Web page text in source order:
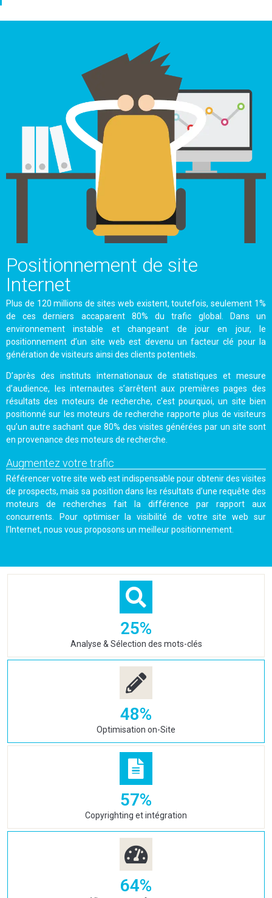
Positionnement de site
Internet
Plus de 120 millions de sites web existent, toutefois, seulement 1%
de ces derniers accaparent 80% du trafic global. Dans un
environnement instable et changeant de jour en jour, le
positionnement d’un site web est devenu un facteur clé pour la
génération de visiteurs ainsi des clients potentiels.
D’après des instituts internationaux de statistiques et mesure
d’audience, les internautes s’arrêtent aux premières pages des
résultats des moteurs de recherche, c’est pourquoi, un site bien
positionné sur les moteurs de recherche rapporte plus de visiteurs
qu’un autre sachant que 80% des visites générées par un site sont
en provenance des moteurs de recherche.
Augmentez votre trafic
Référencer votre site web est indispensable pour obtenir des visites
de prospects, mais sa position dans les résultats d’une requête des
moteurs de recherches fait la différence par rapport aux
concurrents. Pour optimiser la visibilité de votre site web sur
l’Internet, nous vous proposons un meilleur positionnement.
Analyse & Sélection des mots-clés
25%
Optimisation on-Site
48%
Copyrighting et intégration
57%
64%